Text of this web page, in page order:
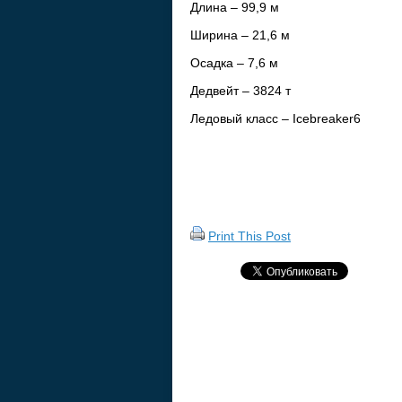
Длина – 99,9 м
Ширина – 21,6 м
Осадка – 7,6 м
Дедвейт – 3824 т
Ледовый класс – Icebreaker6
Print This Post